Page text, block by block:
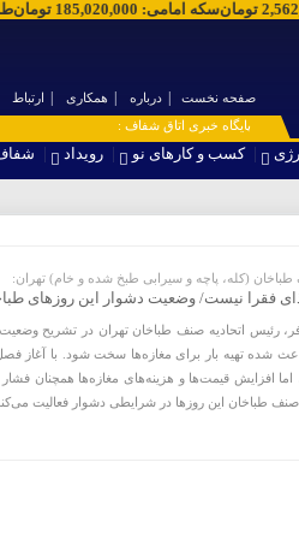
سکه امامی:
185,020,000 تومان تومان
صفحه نخست درباره همکاری
ارتباط
۞ پایگاه خبری اتاق شفاف :
کسب و کارهای نو رویداد
طباخان (کله، پاچه و سیرابی طبخ شده و خام) تهران:
فقرا نیست/ وضعیت دشوار این روزهای
رئیس اتحادیه صنف طباخان تهران در تشریح
شده تهیه بار برای مغازه‌ها سخت شود. با آغاز
افزایش قیمت‌ها و هزینه‌های مغازه‌ها همچنان
طباخان این روزها در شرایطی دشوار فعالیت